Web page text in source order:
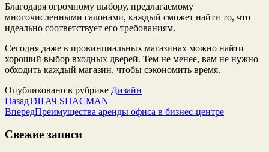
Благодаря огромному выбору, предлагаемому
многочисленными салонами, каждый сможет найти то, что
идеально соответствует его требованиям.
Сегодня даже в провинциальных магазинах можно найти
хороший выбор входных дверей. Тем не менее, вам не нужно
обходить каждый магазин, чтобы сэкономить время.
Опубликовано в рубрике Дизайн
НазадТЯГАЧ SHACMAN
ВпередПреимущества аренды офиса в бизнес-центре
Свежие записи